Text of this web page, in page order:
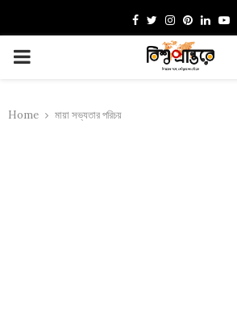
Facebook
TwitterInstagram
Pinterest
PRIMARY
Home মায়া সভ্যতার পরিচয়